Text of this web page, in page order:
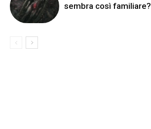
sembra così familiare?